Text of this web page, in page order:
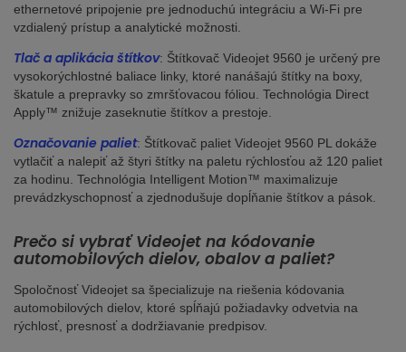
ethernetové pripojenie pre jednoduchú integráciu a Wi-Fi pre
vzdialený prístup a analytické možnosti.
Tlač a aplikácia štítkov: Štítkovač Videojet 9560 je určený pre
vysokorýchlostné baliace linky, ktoré nanášajú štítky na boxy,
škatule a prepravky so zmršťovacou fóliou. Technológia Direct
Apply™ znižuje zaseknutie štítkov a prestoje.
Označovanie paliet: Štítkovač paliet Videojet 9560 PL dokáže
vytlačiť a nalepiť až štyri štítky na paletu rýchlosťou až 120 paliet
za hodinu. Technológia Intelligent Motion™ maximalizuje
prevádzkyschopnosť a zjednodušuje dopĺňanie štítkov a pások.
Prečo si vybrať Videojet na kódovanie
automobilových dielov, obalov a paliet?
Spoločnosť Videojet sa špecializuje na riešenia kódovania
automobilových dielov, ktoré spĺňajú požiadavky odvetvia na
rýchlosť, presnosť a dodržiavanie predpisov.